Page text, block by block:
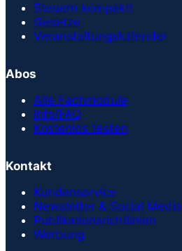
Steuern kompakt!
Gesetze
Veranstaltungskalender
Abos
Alle Fachmodule
Info/FAQ
Kostenlos testen
Kontakt
Kundenservice
Newsletter & Social Media
Publikationsrichtlinien
Werbung